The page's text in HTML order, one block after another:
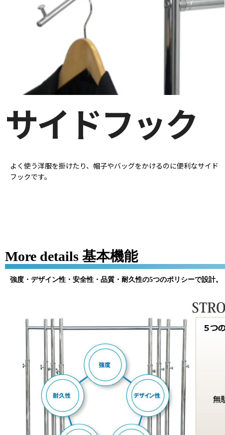
サイドフック
よく使う洋服を掛けたり、帽子やバッグをかけるのに便利なサイド
フックです。
More details 基本機能
強度・デザイン性・安全性・品質・耐久性の5つのポリシーで設計。